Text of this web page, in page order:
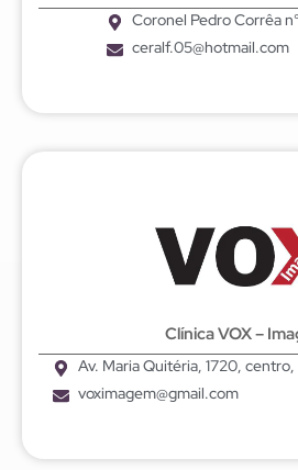
Coronel Pedro Corrêa
ceralf.05@hotmail.com
Clínica VOX –
Av. Maria Quitéria, 1720,
voximagem@gmail.com